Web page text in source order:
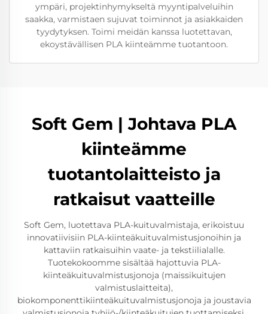
ympäri, projektinhymykseltä myyntipalveluihin
saakka, varmistaen sujuvat toiminnot ja asiakkaiden
tyydytyksen. Toimi meidän kanssa luotettavan,
ekoystävällisen PLA kiinteämme tuotantoon.
Soft Gem | Johtava PLA
kiinteämme
tuotantolaitteisto ja
ratkaisut vaatteille
Soft Gem, luotettava PLA-kuituvalmistaja, erikoistuu
innovatiivisiin PLA-kiinteäkuituvalmistusjonoihin ja
kattaviin ratkaisuihin vaate- ja tekstiilialalle.
Tuotekokoomme sisältää hajottuvia PLA-
kiinteäkuituvalmistusjonoja (maissikuitujen
valmistuslaitteita),
biokomponenttikiinteäkuituvalmistusjonoja ja joustavia